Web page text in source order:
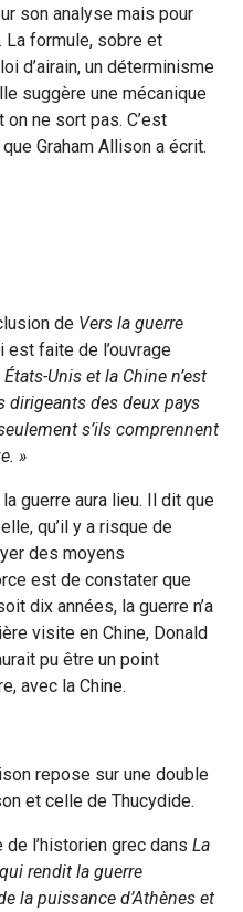
son analyse mais pour
La formule, sobre et
d’airain, un déterminisme
suggère une mécanique
ne sort pas. C’est
Graham Allison a écrit.
de Vers la guerre
faite de l’ouvrage
Unis et la Chine n’est
dirigeants des deux pays
s’ils comprennent
»
guerre aura lieu. Il dit que
qu’il y a risque de
des moyens
est de constater que
dix années, la guerre n’a
visite en Chine, Donald
pu être un point
avec la Chine.
repose sur une double
et celle de Thucydide.
l’historien grec dans La
rendit la guerre
la puissance d’Athènes et